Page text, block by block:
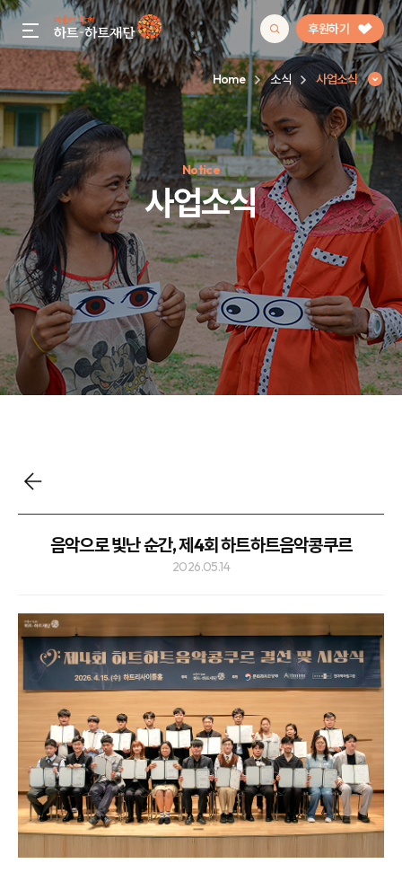
gnb menu open 후원하기
인기 키워드
#정기후원#하트플레이스#캠페인#팬덤후원
Home 소식 사업소식
Notice
사업소식
사업소식
음악으로 빛난 순간, 제4회 하트하트음악콩쿠르
2026.05.14